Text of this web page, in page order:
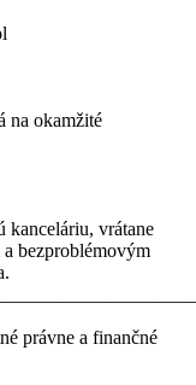
na okamžité
kanceláriu, vrátane
bezproblémovým
právne a finančné